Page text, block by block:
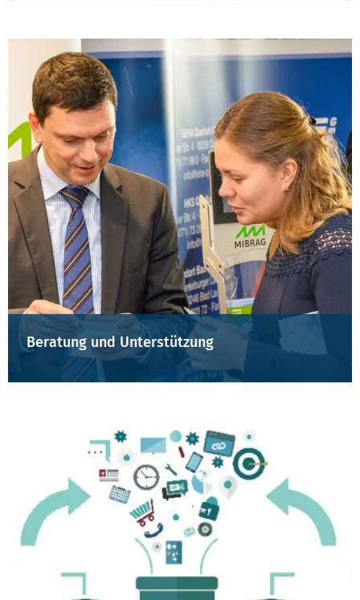
Beratung und Unterstützung